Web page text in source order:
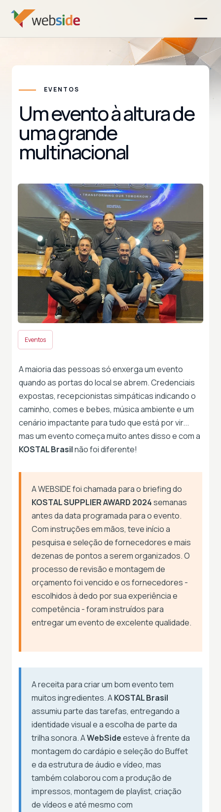
EVENTOS
Um evento à altura de
uma grande
multinacional
Eventos
A maioria das pessoas só enxerga um evento
quando as portas do local se abrem. Credenciais
expostas, recepcionistas simpáticas indicando o
caminho, comes e bebes, música ambiente e um
cenário impactante para tudo que está por vir...
mas um evento começa muito antes disso e com a
KOSTAL Brasilnão foi diferente!
A WEBSIDE foi chamada para o briefing do
KOSTAL SUPPLIER AWARD 2024semanas
antes da data programada para o evento.
Com instruções em mãos, teve início a
pesquisa e seleção de fornecedores e mais
dezenas de pontos a serem organizados. O
processo de revisão e montagem de
orçamento foi vencido e os fornecedores -
escolhidos à dedo por sua experiência e
competência - foram instruídos para
entregar um evento de excelente qualidade.
A receita para criar um bom evento tem
muitos ingredientes. AKOSTAL Brasil
assumiu parte das tarefas, entregando a
identidade visual e a escolha de parte da
trilha sonora. AWebSideesteve à frente da
montagem do cardápio e seleção do Buffet
e da estrutura de áudio e vídeo, mas
também colaborou com a produção de
impressos, montagem de playlist, criação
de vídeos e até mesmo com